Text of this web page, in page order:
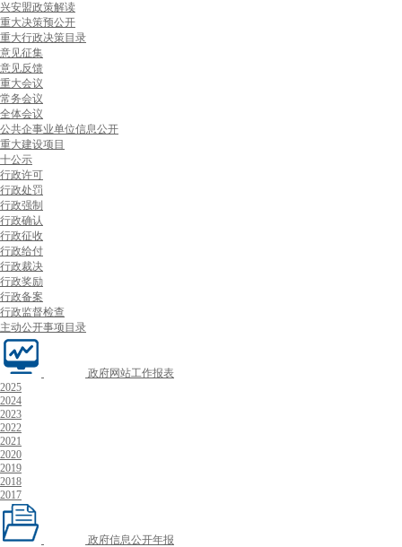
兴安盟政策解读
重大决策预公开
重大行政决策目录
意见征集
意见反馈
重大会议
常务会议
全体会议
公共企事业单位信息公开
重大建设项目
十公示
行政许可
行政处罚
行政强制
行政确认
行政征收
行政给付
行政裁决
行政奖励
行政备案
行政监督检查
主动公开事项目录
政府网站工作报表
2025
2024
2023
2022
2021
2020
2019
2018
2017
政府信息公开年报